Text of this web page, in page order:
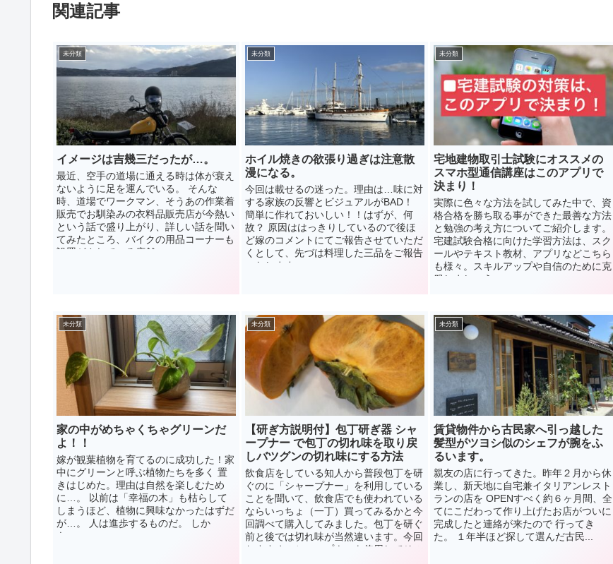
関連記事
未分類
イメージは吉幾三だったが…。
最近、空手の道場に通える時は体が衰え
ないように足を運んでいる。 そんな
時、道場でワークマン、そうあの作業着
販売でお馴染みの衣料品販売店が今熱い
という話で盛り上がり、詳しい話を聞い
てみたところ、バイクの用品コーナーも
設置がされている店舗...
未分類
ホイル焼きの欲張り過ぎは注意散
漫になる。
今回は載せるの迷った。理由は…味に対
する家族の反響とビジュアルがBAD！
簡単に作れておいしい！！はずが、何
故？ 原因ははっきりしているので後ほ
ど嫁のコメントにてご報告させていただ
くとして、先づは料理した三品をご報告
いたします。 ...
未分類
宅地建物取引士試験にオススメの
スマホ型通信講座はこのアプリで
決まり！
実際に色々な方法を試してみた中で、資
格合格を勝ち取る事ができた最善な方法
と勉強の考え方についてご紹介します。
宅建試験合格に向けた学習方法は、スク
ールやテキスト教材、アプリなどこちら
も様々。スキルアップや自信のために克
服しましょう。
未分類
家の中がめちゃくちゃグリーンだ
よ！！
嫁が観葉植物を育てるのに成功した！家
中にグリーンと呼ぶ植物たちを多く 置
きはじめた。理由は自然を楽しむため
に…。 以前は「幸福の木」も枯らして
しまうほど、植物に興味なかったはずだ
が…。 人は進歩するものだ。 しか
も、...
未分類
【研ぎ方説明付】包丁研ぎ器 シャ
ープナー で包丁の切れ味を取り戻
しバツグンの切れ味にする方法
飲食店をしている知人から普段包丁を研
ぐのに「シャープナー」を利用している
ことを聞いて、飲食店でも使われている
ならいっちょ（一丁）買ってみるかと今
回調べて購入してみました。包丁を研ぐ
前と後では切れ味が当然違います。今回
おすすめのシャープナーを使用してその
未分類
賃貸物件から古民家へ引っ越した
髪型がツヨシ似のシェフが腕をふ
るいます。
親友の店に行ってきた。昨年２月から休
業し、新天地に自宅兼イタリアンレスト
ランの店を OPENすべく約６ヶ月間、全
てにこだわって作り上げたお店がついに
完成したと連絡が来たので 行ってき
た。 １年半ほど探して選んだ古民...